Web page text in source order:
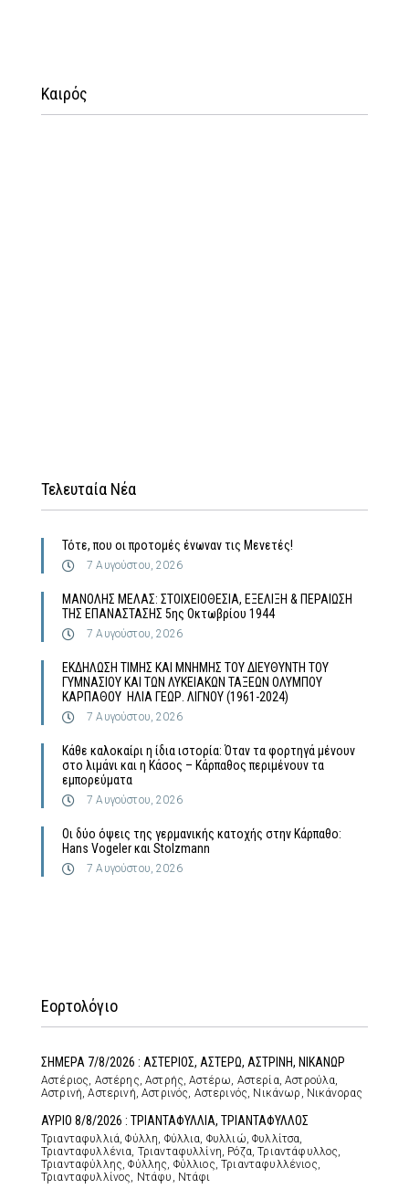
Καιρός
Τελευταία Νέα
Τότε, που οι προτομές ένωναν τις Μενετές!
7 Αυγούστου, 2026
MΑΝΟΛΗΣ ΜΕΛΑΣ: ΣΤΟΙΧΕΙΟΘΕΣΙΑ, ΕΞΕΛΙΞΗ & ΠΕΡΑΙΩΣΗ
ΤΗΣ ΕΠΑΝΑΣΤΑΣΗΣ 5ης Οκτωβρίου 1944
7 Αυγούστου, 2026
ΕΚΔΗΛΩΣΗ ΤΙΜΗΣ ΚΑΙ ΜΝΗΜΗΣ ΤΟΥ ΔΙΕΥΘΥΝΤΗ ΤΟΥ
ΓΥΜΝΑΣΙΟΥ ΚΑΙ ΤΩΝ ΛΥΚΕΙΑΚΩΝ ΤΑΞΕΩΝ ΟΛΥΜΠΟΥ
ΚΑΡΠΑΘΟΥ ΗΛΙΑ ΓΕΩΡ. ΛΙΓΝΟΥ (1961-2024)
7 Αυγούστου, 2026
Κάθε καλοκαίρι η ίδια ιστορία: Όταν τα φορτηγά μένουν
στο λιμάνι και η Κάσος – Κάρπαθος περιμένουν τα
εμπορεύματα
7 Αυγούστου, 2026
Οι δύο όψεις της γερμανικής κατοχής στην Κάρπαθο:
Hans Vogeler και Stolzmann
7 Αυγούστου, 2026
Εορτολόγιο
ΣΗΜΕΡΑ 7/8/2026 : ΑΣΤΕΡΙΟΣ, ΑΣΤΕΡΩ, ΑΣΤΡΙΝΗ, ΝΙΚΑΝΩΡ
Αστέριος, Αστέρης, Αστρής, Αστέρω, Αστερία, Αστρούλα,
Αστρινή, Αστερινή, Αστρινός, Αστερινός, Νικάνωρ, Νικάνορας
ΑΥΡΙΟ 8/8/2026 : ΤΡΙΑΝΤΑΦΥΛΛΙΑ, ΤΡΙΑΝΤΑΦΥΛΛΟΣ
Τριανταφυλλιά, Φύλλη, Φύλλια, Φυλλιώ, Φυλλίτσα,
Τριανταφυλλένια, Τριανταφυλλίνη, Ρόζα, Τριαντάφυλλος,
Τριανταφύλλης, Φύλλης, Φύλλιος, Τριανταφυλλένιος,
Τριανταφυλλίνος, Ντάφυ, Ντάφι